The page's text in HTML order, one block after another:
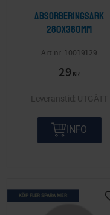
Absorberingsark
280x380mm
10019129
29 KR
UTGÅTT
INFO
KÖP FLER SPARA MER